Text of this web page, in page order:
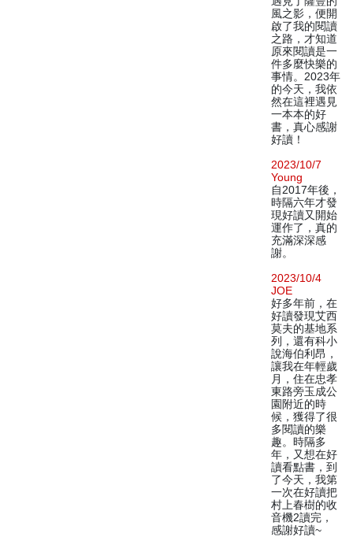
風之影，便開
啟了我的閱讀
之路，才知道
原來閱讀是一
件多麼快樂的
事情。2023年
的今天，我依
然在這裡遇見
一本本的好
書，真心感謝
好讀！
2023/10/7
Young
自2017年後，
時隔六年才發
現好讀又開始
運作了，真的
充滿深深感
謝。
2023/10/4
JOE
好多年前，在
好讀發現艾西
莫夫的基地系
列，還有科小
說海伯利昂，
讓我在年輕歲
月，住在忠孝
東路旁玉成公
園附近的時
候，獲得了很
多閱讀的樂
趣。時隔多
年，又想在好
讀看點書，到
了今天，我第
一次在好讀把
村上春樹的收
音機2讀完，
感謝好讀~